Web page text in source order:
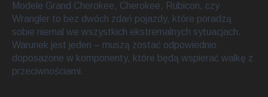
Modele Grand Cherokee, Cherokee, Rubicon, czy
Wrangler to bez dwóch zdań pojazdy, które poradzą
sobie niemal we wszystkich ekstremalnych sytuacjach.
Warunek jest jeden – muszą zostać odpowiednio
doposażone w komponenty, które będą wspierać walkę z
przeciwnościami.